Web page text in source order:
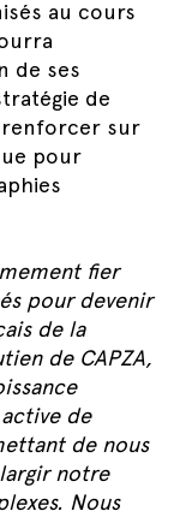
au cours
de ses
de
renforcer sur
pour
fier
pour devenir
de la
de CAPZA,
de
de nous
notre
Nous